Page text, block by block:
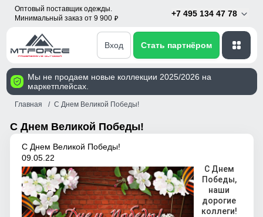
Оптовый поставщик одежды.
Минимальный заказ от 9 900 p
+7 495 134 47 78
Вход Стать партнёром
Мы не продаем новые коллекции 2025/2026 на
маркетплейсах.
Главная С Днем Великой Победы!
С Днем Великой Победы!
С Днем Великой Победы!
09.05.22
С Днем
Победы,
наши
дорогие
коллеги!